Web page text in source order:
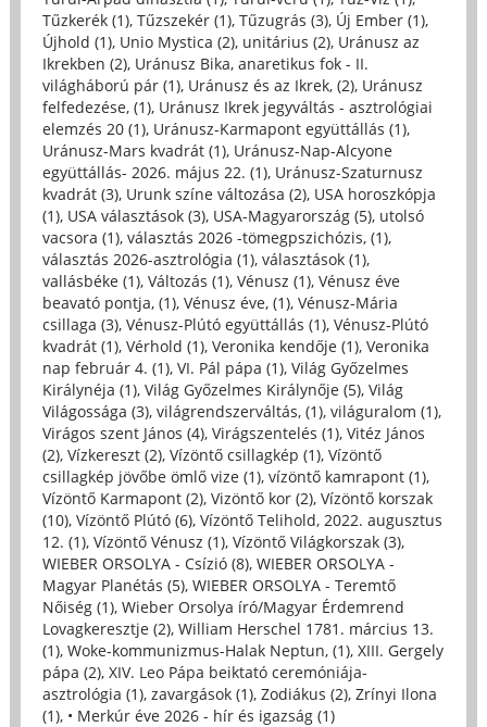
Tűzkerék (1), Tűzszekér (1), Tűzugrás (3), Új Ember (1),
Újhold (1), Unio Mystica (2), unitárius (2), Uránusz az
Ikrekben (2), Uránusz Bika, anaretikus fok - II.
világháború pár (1), Uránusz és az Ikrek, (2), Uránusz
felfedezése, (1), Uránusz Ikrek jegyváltás - asztrológiai
elemzés 20 (1), Uránusz-Karmapont együttállás (1),
Uránusz-Mars kvadrát (1), Uránusz-Nap-Alcyone
együttállás- 2026. május 22. (1), Uránusz-Szaturnusz
kvadrát (3), Urunk színe változása (2), USA horoszkópja
(1), USA választások (3), USA-Magyarország (5), utolsó
vacsora (1), választás 2026 -tömegpszichózis, (1),
választás 2026-asztrológia (1), választások (1),
vallásbéke (1), Változás (1), Vénusz (1), Vénusz éve
beavató pontja, (1), Vénusz éve, (1), Vénusz-Mária
csillaga (3), Vénusz-Plútó együttállás (1), Vénusz-Plútó
kvadrát (1), Vérhold (1), Veronika kendője (1), Veronika
nap február 4. (1), VI. Pál pápa (1), Világ Győzelmes
Királynéja (1), Világ Győzelmes Királynője (5), Világ
Világossága (3), világrendszerváltás, (1), világuralom (1),
Virágos szent János (4), Virágszentelés (1), Vitéz János
(2), Vízkereszt (2), Vízöntő csillagkép (1), Vízöntő
csillagkép jövőbe ömlő vize (1), vízöntő kamrapont (1),
Vízöntő Karmapont (2), Vizöntő kor (2), Vízöntő korszak
(10), Vízöntő Plútó (6), Vízöntő Telihold, 2022. augusztus
12. (1), Vízöntő Vénusz (1), Vízöntő Világkorszak (3),
WIEBER ORSOLYA - Csízió (8), WIEBER ORSOLYA -
Magyar Planétás (5), WIEBER ORSOLYA - Teremtő
Nőiség (1), Wieber Orsolya író/Magyar Érdemrend
Lovagkeresztje (2), William Herschel 1781. március 13.
(1), Woke-kommunizmus-Halak Neptun, (1), XIII. Gergely
pápa (2), XIV. Leo Pápa beiktató ceremóniája-
asztrológia (1), zavargások (1), Zodiákus (2), Zrínyi Ilona
(1), • Merkúr éve 2026 - hír és igazság (1)